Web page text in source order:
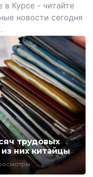
в Курсе - читайте
новости сегодня
трудовых
них китайцы